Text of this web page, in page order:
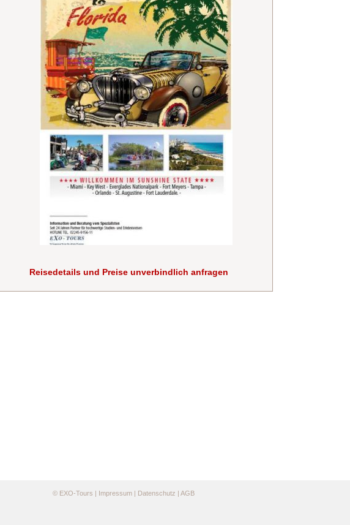
Reisedetails und Preise unverbindlich anfragen
© EXO-Tours | Impressum | Datenschutz | AGB